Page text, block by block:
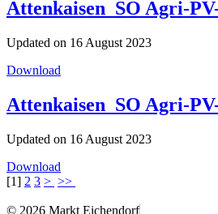
Attenkaisen_SO Agri-
Updated on 16 August 2023
Download
Attenkaisen_SO Agri-
Updated on 16 August 2023
Download
[1] 2 3 > >>
© 2026 Markt Eichendorf